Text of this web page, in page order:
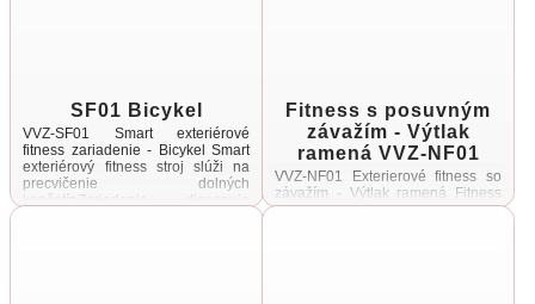
SF01 Bicykel
VVZ-SF01 Smart exteriérové
fitness zariadenie - Bicykel Smart
exteriérový fitness stroj slúži na
precvičenie dolných
končatínZariadenie disponuje
Fitness s posuvným
závažím - Výtlak
ramená VVZ-NF01
VVZ-NF01 Exterierové fitness so
závažím - Výtlak ramená Fitness
stroj s posuvným závažím slúži na